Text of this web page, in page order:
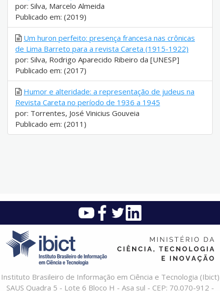
por: Silva, Marcelo Almeida
Publicado em: (2019)
Um huron perfeito: presença francesa nas crônicas
de Lima Barreto para a revista Careta (1915-1922)
por: Silva, Rodrigo Aparecido Ribeiro da [UNESP]
Publicado em: (2017)
Humor e alteridade: a representação de judeus na
Revista Careta no período de 1936 a 1945
por: Torrentes, José Vinicius Gouveia
Publicado em: (2011)
Instituto Brasileiro de Informação em Ciência e Tecnologia (Ibict)
SAUS Quadra 5 - Lote 6 Bloco H - Asa sul - CEP: 70.070-912 -